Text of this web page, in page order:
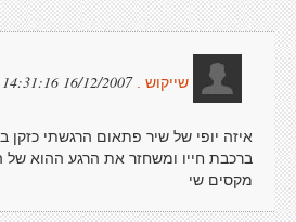
שייקוש . 16/12/2007 14:31:16
איזה יופי של שיר פתאום הרגשתי כזקן
ברכבת חייו ומשחזר את הרגע ההוא
מקסים שי